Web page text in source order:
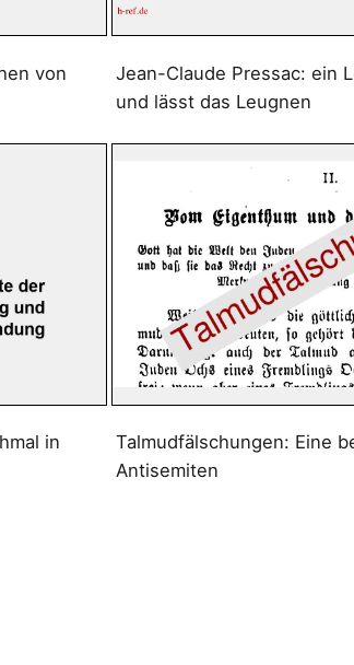
von
Jean-Claude Pressac: ein
und lässt das Leugnen
in
Talmudfälschungen: Eine
Antisemiten